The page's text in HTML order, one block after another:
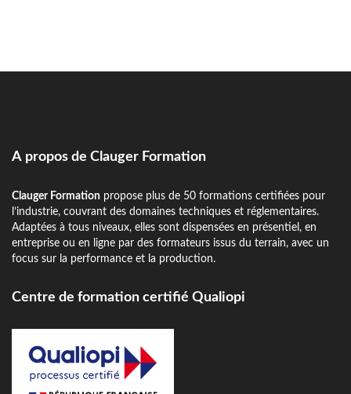
A propos de Clauger Formation
Clauger Formation propose plus de 50 formations certifiées pour
l’industrie, couvrant des domaines techniques et réglementaires.
Adaptées à tous niveaux, elles sont dispensées en présentiel, en
entreprise ou en ligne par des formateurs issus du terrain, avec un
focus sur la performance et la production.
Centre de formation certifié Qualiopi